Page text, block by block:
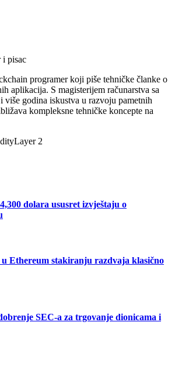
i pisac
programer koji piše tehničke članke o
aplikacija. S magisterijem računarstva sa
više godina iskustva u razvoju pametnih
kompleksne tehničke koncepte na
Layer 2
dolara ususret izvještaju o
Ethereum stakiranju razdvaja klasično
SEC-a za trgovanje dionicama i